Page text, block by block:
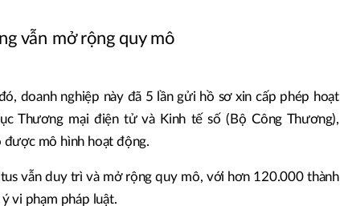
vẫn mở rộng quy mô
doanh nghiệp này đã 5 lần gửi hồ sơ xin cấp phép hoạt
Thương mại điện tử và Kinh tế số (Bộ Công Thương),
mô hình hoạt động.
vẫn duy trì và mở rộng quy mô, với hơn 120.000 thành
vi phạm pháp luật.